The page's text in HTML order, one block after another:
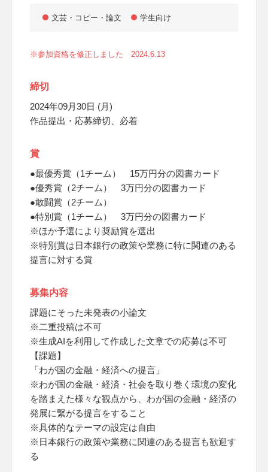
文芸・コピー・論文 学生向け
※参加資格を修正しました 2024.6.13
締切
2024年09月30日 (月)
作品提出・応募締切、必着
賞
●最優秀賞（1チーム） 15万円分の図書カード
●優秀賞（2チーム） 3万円分の図書カード
●敢闘賞（2チーム）
●特別賞（1チーム） 3万円分の図書カード
※ほか予選により奨励賞を選出
※特別賞は日本銀行の政策や業務に特に関連のある
提言に対する賞
募集内容
課題にそった未発表の小論文
※二重投稿は不可
※生成AIを利用して作成した文章での応募は不可
【課題】
「わが国の金融・経済への提言」
※わが国の金融・経済・社会を取り巻く環境の変化
を踏まえた様々な観点から、わが国の金融・経済の
発展に繋がる提言をすること
※具体的なテーマの設定は自由
※日本銀行の政策や業務に関連のある提言も歓迎す
る